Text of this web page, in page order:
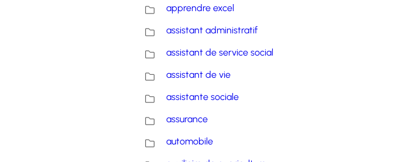
apprendre excel
assistant administratif
assistant de service social
assistant de vie
assistante sociale
assurance
automobile